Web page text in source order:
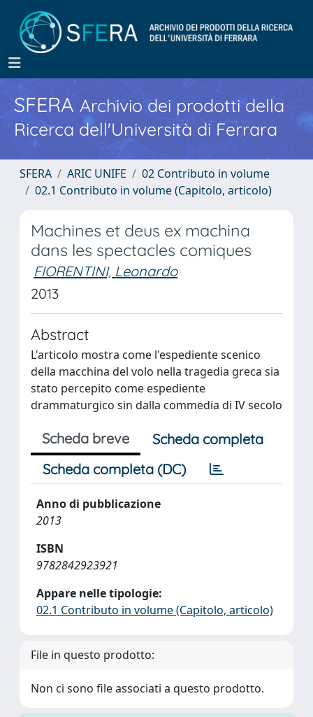
SFERA Archivio dei prodotti della
Ricerca dell'Università di Ferrara
SFERA ARIC UNIFE
02 Contributo in volume
02.1 Contributo in volume (Capitolo, articolo)
Machines et deus ex machina
dans les spectacles comiques
FIORENTINI, Leonardo
2013
Abstract
L'articolo mostra come l'espediente scenico
della macchina del volo nella tragedia greca sia
stato percepito come espediente
drammaturgico sin dalla commedia di IV secolo
Scheda breve
Scheda completa
Scheda completa (DC)
Anno di pubblicazione
2013
ISBN
9782842923921
Appare nelle tipologie:
02.1 Contributo in volume (Capitolo, articolo)
File in questo prodotto:
Non ci sono file associati a questo prodotto.